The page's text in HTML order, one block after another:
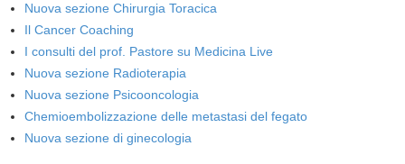
Nuova sezione Chirurgia Toracica
Il Cancer Coaching
I consulti del prof. Pastore su Medicina Live
Nuova sezione Radioterapia
Nuova sezione Psicooncologia
Chemioembolizzazione delle metastasi del fegato
Nuova sezione di ginecologia